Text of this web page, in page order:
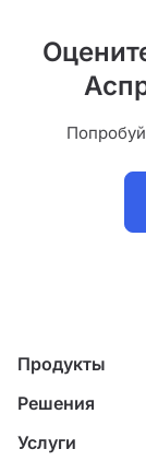
Продукты
Управление
Проекты
Решения
ИТ-компании
Услуги